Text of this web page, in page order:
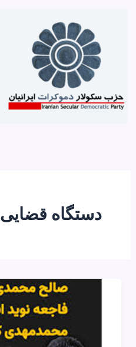
دستگاه قضایی